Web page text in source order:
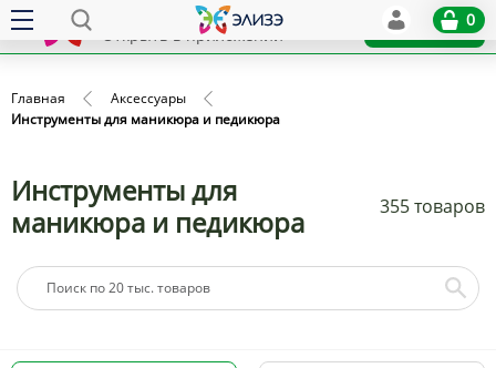
x
Открыть в приложении
Установить
0
Главная
Аксессуары
Инструменты для маникюра и педикюра
Инструменты для
маникюра и педикюра
355 товаров